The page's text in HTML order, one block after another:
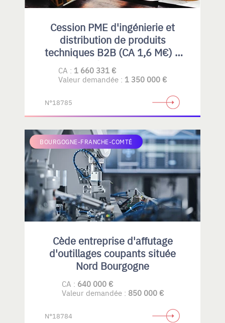
Cession PME d'ingénierie et
distribution de produits
techniques B2B (CA 1,6 M€) –
Rhône-Alpes
CA : 1 660 331 €
Valeur demandée : 1 350 000 €
N°18785
BOURGOGNE-FRANCHE-COMTÉ
Cède entreprise d'affutage
d'outillages coupants située
Nord Bourgogne
CA : 640 000 €
Valeur demandée : 850 000 €
N°18784